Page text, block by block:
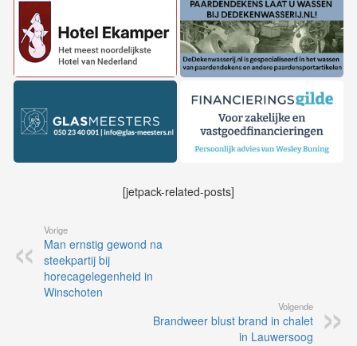
[jetpack-related-posts]
Vorige
Man ernstig gewond na
steekpartij bij
horecagelegenheid in
Winschoten
Volgende
Brandweer blust brand in chalet
in Lauwersoog